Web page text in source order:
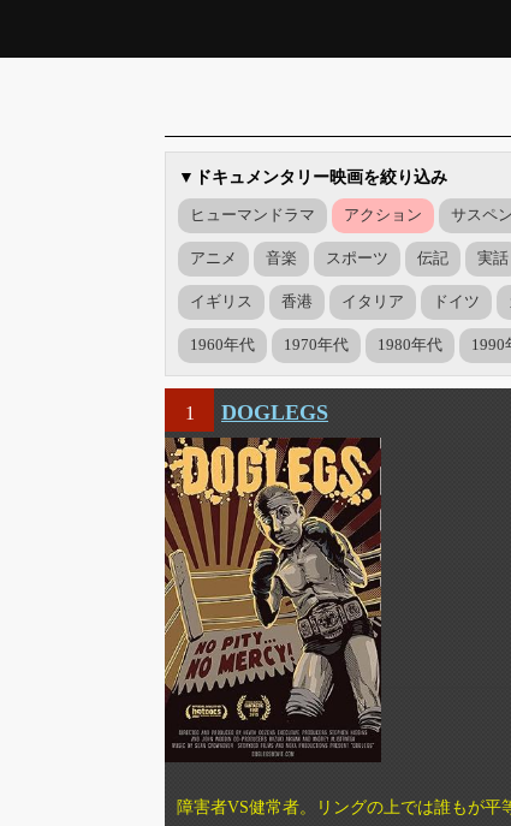
▼ドキュメンタリー映画を絞り込み
ヒューマンドラマ アクション サスペ
アニメ 音楽 スポーツ 伝記 実話
イギリス 香港 イタリア ドイツ
1960年代 1970年代 1980年代 1990
1 DOGLEGS
障害者VS健常者。リングの上では誰もが平